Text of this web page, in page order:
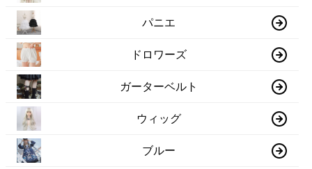
パニエ
ドロワーズ
ガーターベルト
ウィッグ
ブルー